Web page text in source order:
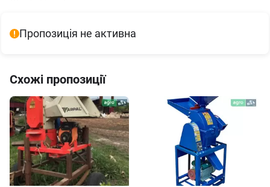
Пропозиція не активна
Схожі пропозиції